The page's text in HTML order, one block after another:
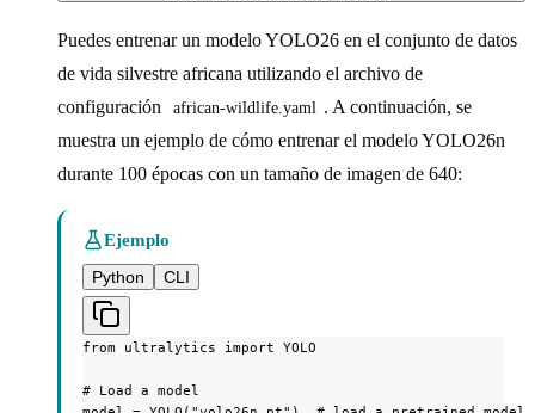
Puedes entrenar un modelo YOLO26 en el conjunto de datos
de vida silvestre africana utilizando el archivo de
configuración
african-wildlife.yaml . A continuación, se
muestra un ejemplo de cómo entrenar el modelo YOLO26n
durante 100 épocas con un tamaño de imagen de 640:
Ejemplo
Python
CLI
from ultralytics import YOLO
# Load a model